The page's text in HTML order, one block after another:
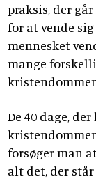
praksis, der
for at vende
mennesket
mange
De 40 dage,
forsøger man
alt det, der står